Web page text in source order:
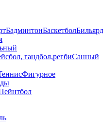
БадминтонБаскетболБильярд
гандбол,регбиСанный
Фигурное